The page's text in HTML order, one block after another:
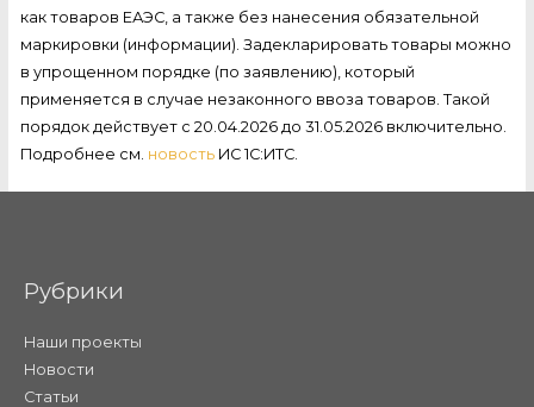
как товаров ЕАЭС, а также без нанесения обязательной
маркировки (информации). Задекларировать товары можно
в упрощенном порядке (по заявлению), который
применяется в случае незаконного ввоза товаров. Такой
порядок действует с 20.04.2026 до 31.05.2026 включительно.
Подробнее см. новостьИС 1С:ИТС.
Рубрики
Наши проекты
Новости
Статьи